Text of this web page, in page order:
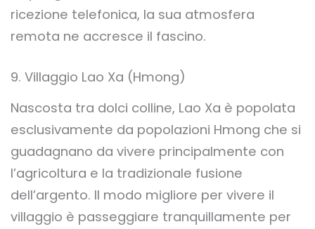
ricezione telefonica, la sua atmosfera
remota ne accresce il fascino.
9. Villaggio Lao Xa (Hmong)
Nascosta tra dolci colline, Lao Xa è popolata
esclusivamente da popolazioni Hmong che si
guadagnano da vivere principalmente con
l’agricoltura e la tradizionale fusione
dell’argento. Il modo migliore per vivere il
villaggio è passeggiare tranquillamente per